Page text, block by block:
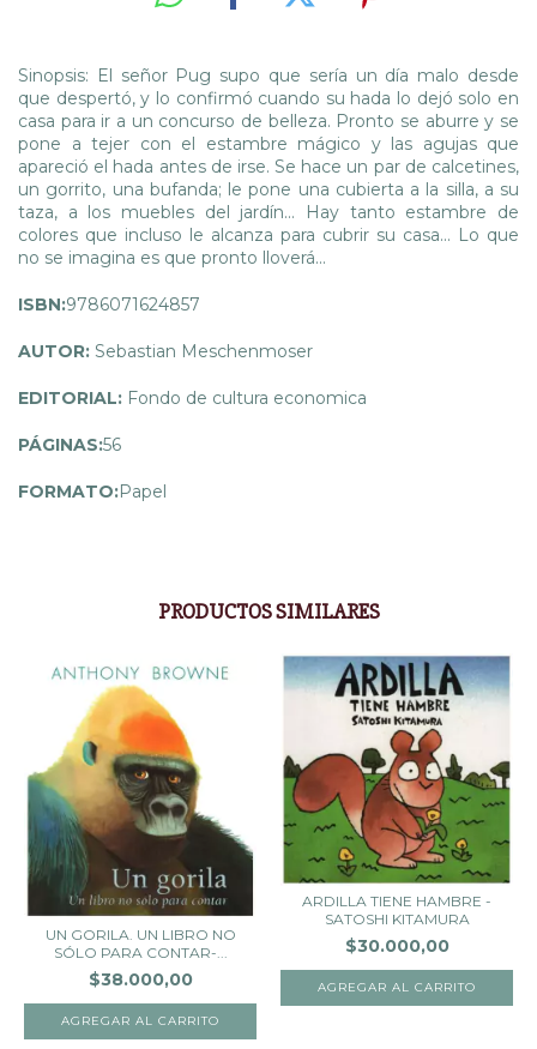
Sinopsis: El señor Pug supo que sería un día malo desde
que despertó, y lo confirmó cuando su hada lo dejó solo en
casa para ir a un concurso de belleza. Pronto se aburre y se
pone a tejer con el estambre mágico y las agujas que
apareció el hada antes de irse. Se hace un par de calcetines,
un gorrito, una bufanda; le pone una cubierta a la silla, a su
taza, a los muebles del jardín... Hay tanto estambre de
colores que incluso le alcanza para cubrir su casa... Lo que
no se imagina es que pronto lloverá...
ISBN:9786071624857
AUTOR: Sebastian Meschenmoser
EDITORIAL: Fondo de cultura economica
PÁGINAS:56
FORMATO:Papel
PRODUCTOS SIMILARES
UN GORILA. UN LIBRO NO
SÓLO PARA CONTAR-...
$38.000,00
ARDILLA TIENE HAMBRE -
SATOSHI KITAMURA
$30.000,00